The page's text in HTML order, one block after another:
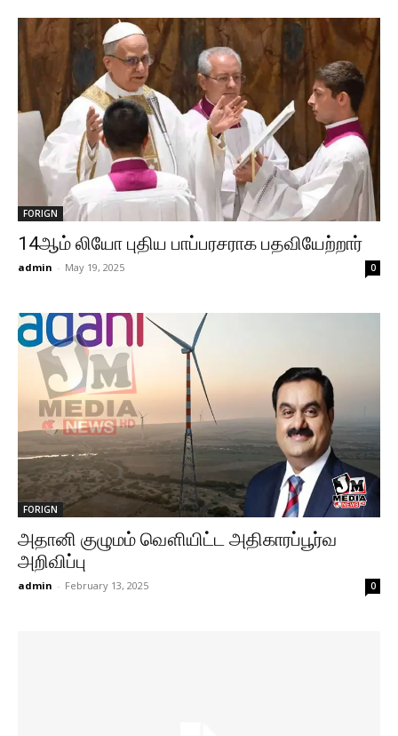
FORIGN
14ஆம் லியோ புதிய பாப்பரசராக பதவியேற்றார்
admin - May 19, 2025 0
FORIGN
அதானி குழுமம் வௌியிட்ட அதிகாரப்பூர்வ
அறிவிப்பு
admin - February 13, 2025 0